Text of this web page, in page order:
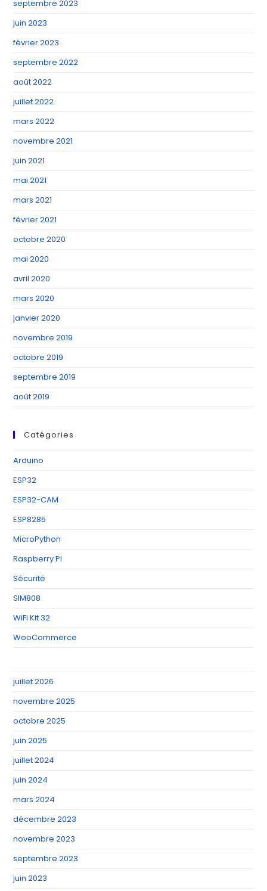
septembre 2023
juin 2023
février 2023
septembre 2022
août 2022
juillet 2022
mars 2022
novembre 2021
juin 2021
mai 2021
mars 2021
février 2021
octobre 2020
mai 2020
avril 2020
mars 2020
janvier 2020
novembre 2019
octobre 2019
septembre 2019
août 2019
Catégories
Arduino
ESP32
ESP32-CAM
ESP8285
MicroPython
Raspberry Pi
Sécurité
SIM808
WiFi Kit 32
WooCommerce
juillet 2026
novembre 2025
octobre 2025
juin 2025
juillet 2024
juin 2024
mars 2024
décembre 2023
novembre 2023
septembre 2023
juin 2023